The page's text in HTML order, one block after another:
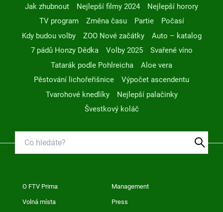
Jak zhubnout Nejlepší filmy 2024
Nejlepší horory
TV program
Změna času Partie
Počasí
Kdy budou volby
ZOO Nové začátky
Auto – katalog
7 pádů Honzy Dědka
Volby 2025
Svařené víno
Tatarák podle Pohlreicha
Aloe vera
Pěstování lichořeřišnice
Výpočet ascendentu
Tvarohové knedlíky
Nejlepší palačinky
Švestkový koláč
O FTV Prima Management
Volná místa Press